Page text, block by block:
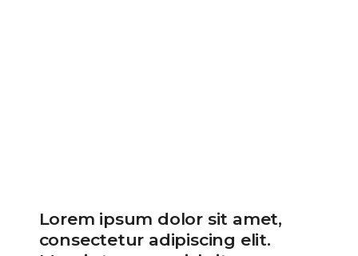
Lorem ipsum dolor sit amet,
consectetur adipiscing elit.